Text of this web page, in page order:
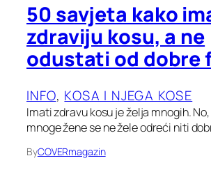
50 savjeta kako
zdraviju kosu, a ne
odustati od dobre
INFO, KOSA I NJEGA KOSE
Imati zdravu kosu je želja mnogih.
mnoge žene se ne žele odreći niti
ByCOVERmagazin